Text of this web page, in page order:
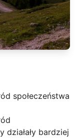
społeczeństwa
działały bardziej